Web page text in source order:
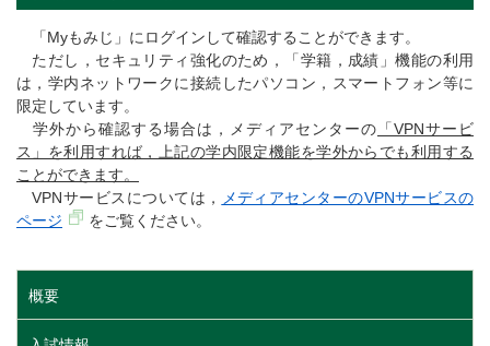
「Myもみじ」にログインして確認することができます。
ただし，セキュリティ強化のため，「学籍，成績」機能の利用
は，学内ネットワークに接続したパソコン，スマートフォン等に
限定しています。
学外から確認する場合は，メディアセンターの 「VPNサービ
ス」を利用すれば，上記の学内限定機能を学外からでも利用する
ことができます。
VPNサービスについては，
メディアセンターのVPNサービスの
ページ
をご覧ください。
概要